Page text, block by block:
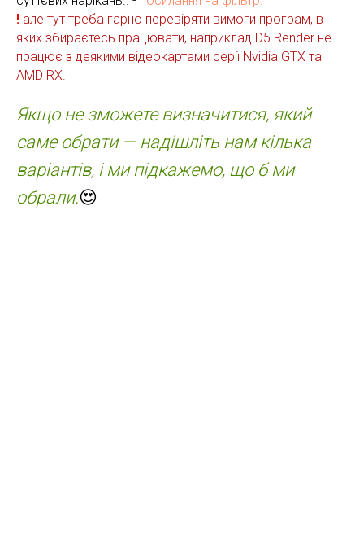
! але тут треба гарно перевіряти вимоги програм, в
яких збираєтесь працювати, наприклад D5 Render не
працює з деякими відеокартами серії Nvidia GTX та
AMD RX.
Якщо не зможете визначитися, який
саме обрати — надішліть нам кілька
варіантів, і ми підкажемо, що б ми
обрали.😍